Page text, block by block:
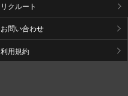
リクルート
お問い合わせ
利用規約